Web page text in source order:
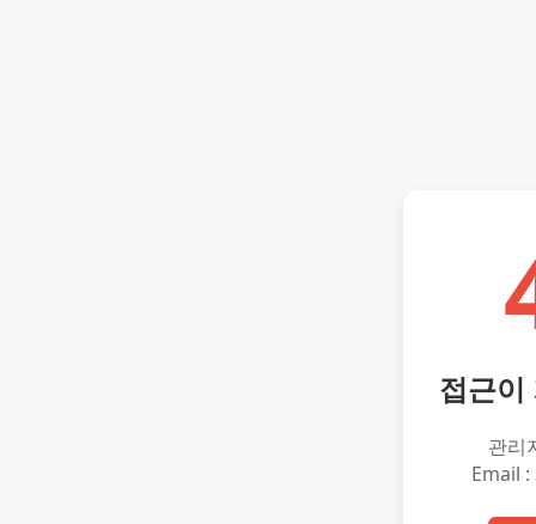
접근이
관리
Email